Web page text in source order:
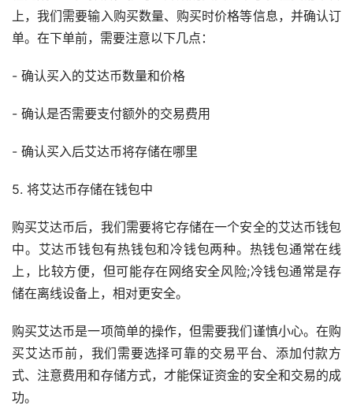
上，我们需要输入购买数量、购买时价格等信息，并确认订
单。在下单前，需要注意以下几点：
- 确认买入的艾达币数量和价格
- 确认是否需要支付额外的交易费用
- 确认买入后艾达币将存储在哪里
5. 将艾达币存储在钱包中
购买艾达币后，我们需要将它存储在一个安全的艾达币钱包
中。艾达币钱包有热钱包和冷钱包两种。热钱包通常在线
上，比较方便，但可能存在网络安全风险;冷钱包通常是存
储在离线设备上，相对更安全。
购买艾达币是一项简单的操作，但需要我们谨慎小心。在购
买艾达币前，我们需要选择可靠的交易平台、添加付款方
式、注意费用和存储方式，才能保证资金的安全和交易的成
功。